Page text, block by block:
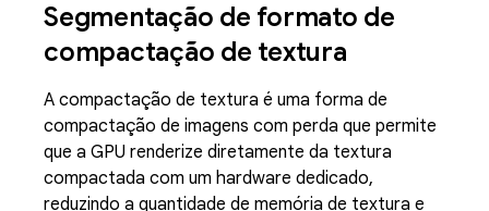
Segmentação de formato de
compactação de textura
A compactação de textura é uma forma de
compactação de imagens com perda que permite
que a GPU renderize diretamente da textura
compactada com um hardware dedicado,
reduzindo a quantidade de memória de textura e